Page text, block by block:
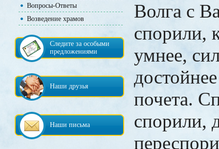
Вопросы-Ответы
Возведение храмов
Следите за особыми
предложениями
Наши друзья
Наши письма
Волга с
спорили,
умнее,
почета.
спорили,